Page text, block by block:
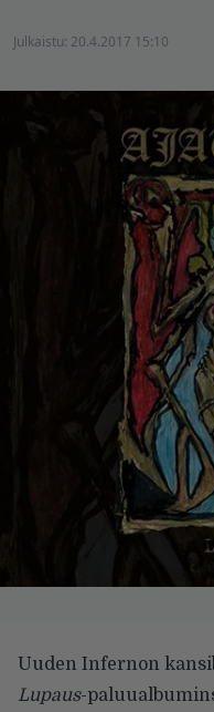
Julkaistu: 20.4.2017 15:10
Uuden Infernon
Lupaus-